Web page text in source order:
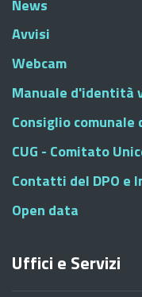
News
Avvisi
Webcam
Manuale d'identità
Consiglio comunale
CUG - Comitato
Contatti del DPO e
Open data
Uffici e Servizi